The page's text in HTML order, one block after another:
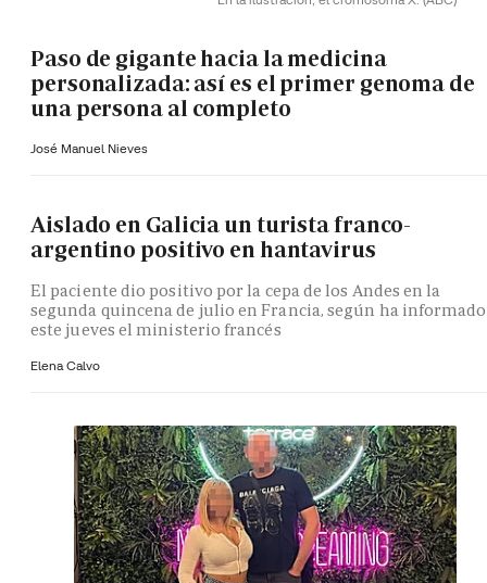
Paso de gigante hacia la medicina
personalizada: así es el primer genoma de
una persona al completo
José Manuel Nieves
Aislado en Galicia un turista franco-
argentino positivo en hantavirus
El paciente dio positivo por la cepa de los Andes en la
segunda quincena de julio en Francia, según ha informado
este jueves el ministerio francés
Elena Calvo